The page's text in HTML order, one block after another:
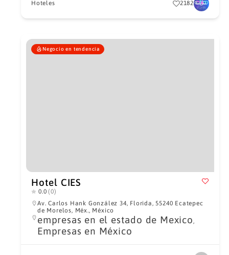
Hoteles 2182
Negocio en tendencia
Hotel CIES
0.0 (0)
Av. Carlos Hank González 34, Florida, 55240 Ecatepec
de Morelos, Méx., México
empresas en el estado de Mexico,
Empresas en México